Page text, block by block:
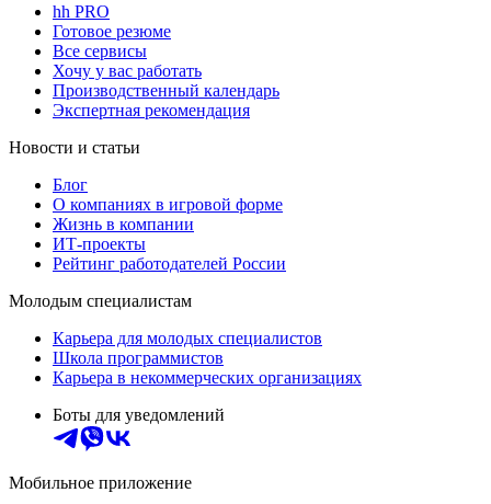
hh PRO
Готовое резюме
Все сервисы
Хочу у вас работать
Производственный календарь
Экспертная рекомендация
Новости и статьи
Блог
О компаниях в игровой форме
Жизнь в компании
ИТ-проекты
Рейтинг работодателей России
Молодым специалистам
Карьера для молодых специалистов
Школа программистов
Карьера в некоммерческих организациях
Боты для уведомлений
Мобильное приложение